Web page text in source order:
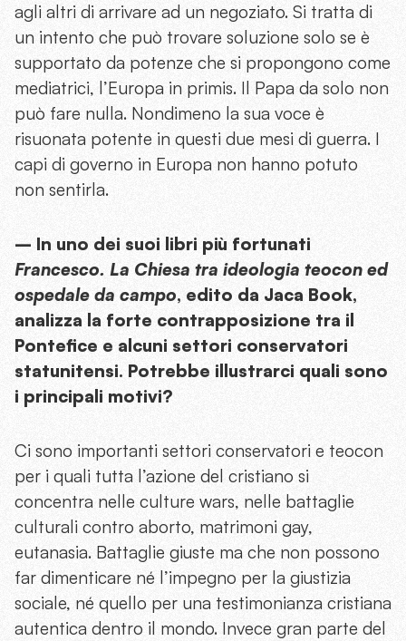
agli altri di arrivare ad un negoziato. Si tratta di
un intento che può trovare soluzione solo se è
supportato da potenze che si propongono come
mediatrici, l’Europa in primis. Il Papa da solo non
può fare nulla. Nondimeno la sua voce è
risuonata potente in questi due mesi di guerra. I
capi di governo in Europa non hanno potuto
non sentirla.
– In uno dei suoi libri più fortunati
Francesco. La Chiesa tra ideologia teocon ed
ospedale da campo, edito da Jaca Book,
analizza la forte contrapposizione tra il
Pontefice e alcuni settori conservatori
statunitensi. Potrebbe illustrarci quali sono
i principali motivi?
Ci sono importanti settori conservatori e teocon
per i quali tutta l’azione del cristiano si
concentra nelle culture wars, nelle battaglie
culturali contro aborto, matrimoni gay,
eutanasia. Battaglie giuste ma che non possono
far dimenticare né l’impegno per la giustizia
sociale, né quello per una testimonianza cristiana
autentica dentro il mondo. Invece gran parte del